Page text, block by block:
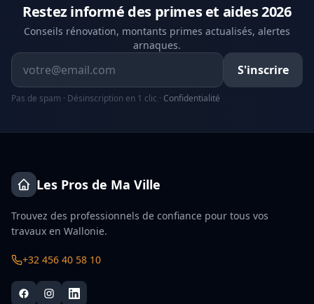
Restez informé des primes et aides 2026
Conseils rénovation, montants primes actualisés, alertes
arnaques.
Adresse email
S'inscrire
Pas de spam · Désinscription en 1 clic · Confidentialité
Les Pros de Ma Ville
Trouvez des professionnels de confiance pour tous vos
travaux en Wallonie.
+32 456 40 58 10